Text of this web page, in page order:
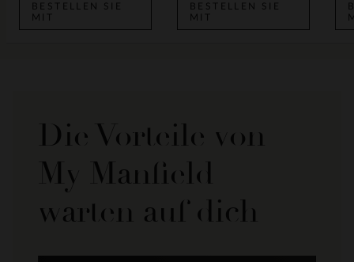
BESTELLEN SIE
MIT
BESTELLEN SIE
MIT
Die Vorteile von
My Manfield
warten auf dich